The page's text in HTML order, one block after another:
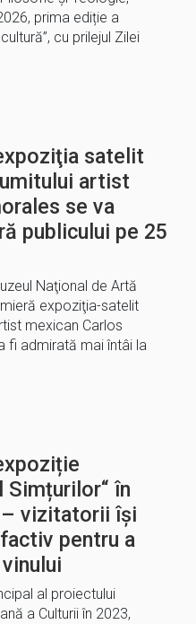
prima ediție a
cu prilejul Zilei
satelit
artist
se va
publicului pe 25
Naţional de Artă
expoziţia-satelit
mexican Carlos
fi admirată mai întâi la
Simțurilor“ în
– vizitatorii își
pentru a
al proiectului
a Culturii în 2023,